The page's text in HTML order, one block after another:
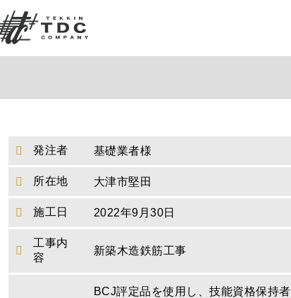
発注者 基礎業者様
所在地 大津市堅田
施工日 2022年9月30日
工事内
容
新築木造鉄筋工事
BCJ評定品を使用し、技能資格保持者